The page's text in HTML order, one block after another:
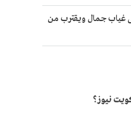
غياب جمال ويقترب من
نيوز؟